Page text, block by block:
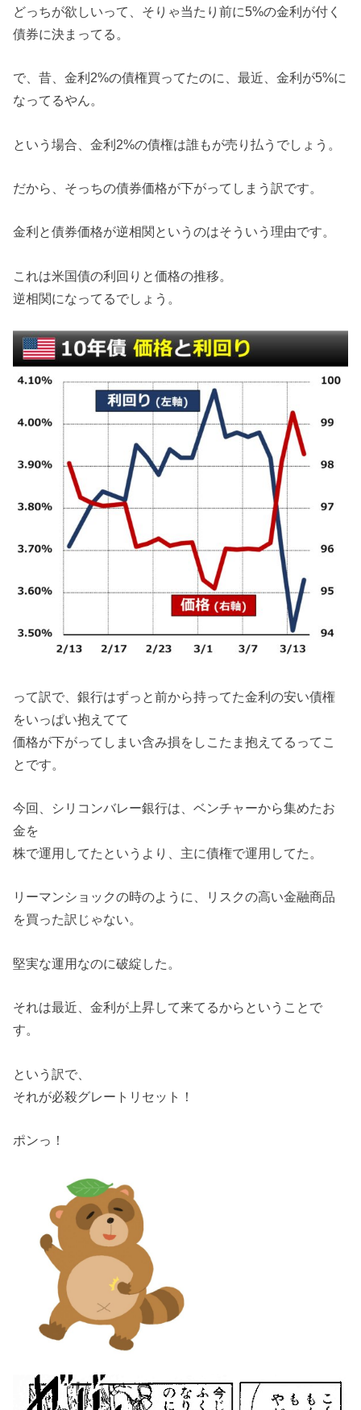
どっちが欲しいって、そりゃ当たり前に5%の金利が付く
債券に決まってる。
で、昔、金利2%の債権買ってたのに、最近、金利が5%に
なってるやん。
という場合、金利2%の債権は誰もが売り払うでしょう。
だから、そっちの債券価格が下がってしまう訳です。
金利と債券価格が逆相関というのはそういう理由です。
これは米国債の利回りと価格の推移。
逆相関になってるでしょう。
って訳で、銀行はずっと前から持ってた金利の安い債権
をいっぱい抱えてて
価格が下がってしまい含み損をしこたま抱えてるってこ
とです。
今回、シリコンバレー銀行は、ベンチャーから集めたお
金を
株で運用してたというより、主に債権で運用してた。
リーマンショックの時のように、リスクの高い金融商品
を買った訳じゃない。
堅実な運用なのに破綻した。
それは最近、金利が上昇して来てるからということで
す。
という訳で、
それが必殺グレートリセット！
ポンっ！